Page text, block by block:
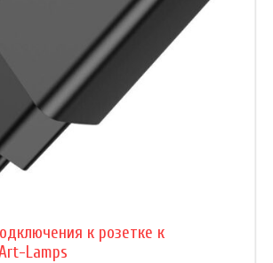
к розетке к
Lamps